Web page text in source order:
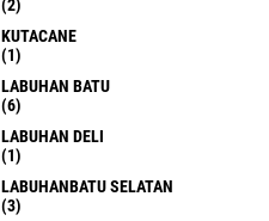
(2)
KUTACANE
(1)
LABUHAN BATU
(6)
LABUHAN DELI
(1)
LABUHANBATU SELATAN
(3)